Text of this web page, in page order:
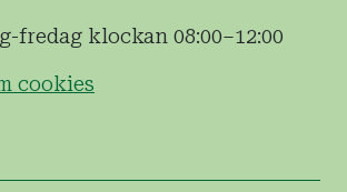
fredag klockan 08:00–12:00
cookies